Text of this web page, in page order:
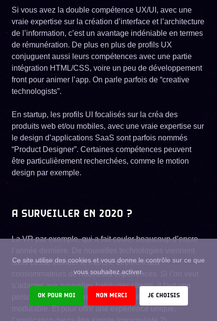
Si vous avez la double compétence UX/UI, avec une
vraie expertise sur la création d’interface et l’architecture
de l’information, c’est un avantage indéniable en termes
de rémunération. De plus en plus de profils UX
conjuguent aussi leurs compétences avec une partie
intégration HTML/CSS, voire un peu de développement
front pour animer l’app. On parle parfois de “creative
technologists”.
En startup, les profils UI focalisés sur la créa des
produits web et/ou mobiles, avec une vraie expertise sur
le design d’applications SaaS sont parfois nommés
“Product Designer”. Certaines compétences peuvent
être particulièrement recherchées, comme le motion
design par exemple.
A SURVEILLER EN 2020 ?
La VR par exemple, qui a fait couler beaucoup d’encre
sans cesse inonder le marché et offrent aux
consommateurs de nouvelles expériences. Si l’on veut
s’adapter aux nouvelles habitudes clients, il faut une
personne qui puisse rendre le produit ou service
Ce site utilise des cookies et vous donne le contrôle sur ce que
vous souhaitez activer.
OK POUR MOI NON MERCI JE CHOISIS